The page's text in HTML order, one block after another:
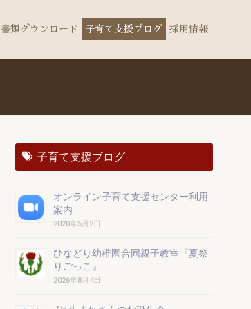
書類ダウンロード 子育て支援ブログ 採用情報
子育て支援ブログ
オンライン子育て支援センター利用
案内
2020年5月2日
ひなどり幼稚園合同親子教室『夏祭
りごっこ』
2026年8月4日